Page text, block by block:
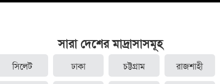
সারা দেশের মাদ্রাসাসমূহ
সিলেট ঢাকা চট্টগ্রাম রাজশাহী